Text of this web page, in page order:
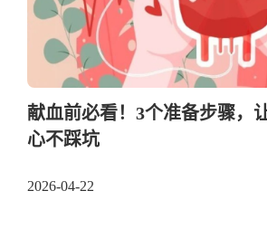
献血前必看！3个准备步骤，
心不踩坑
2026-04-22